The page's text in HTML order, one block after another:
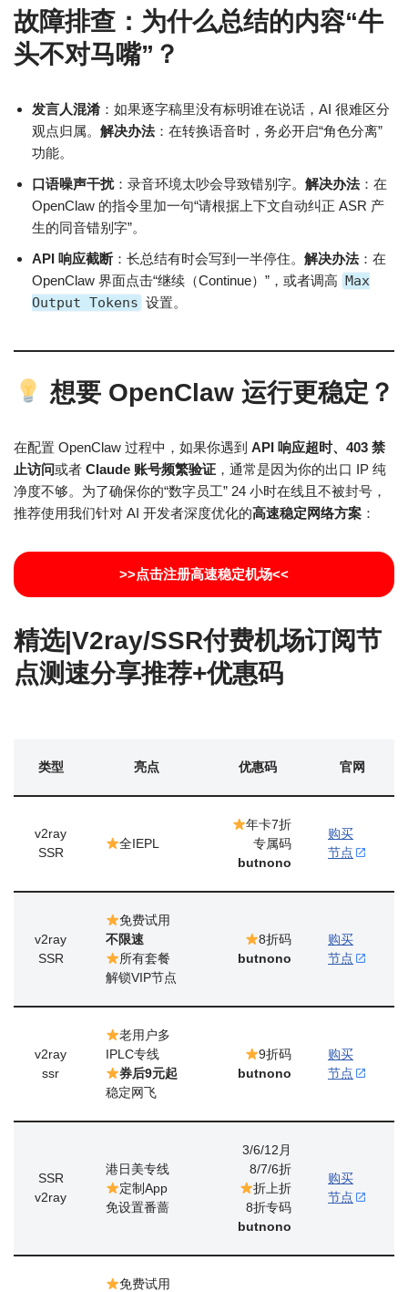
故障排查：为什么总结的内容“牛
头不对马嘴”？
发言人混淆 ：如果逐字稿里没有标明谁在说话，AI 很难区分
观点归属。 解决办法：在转换语音时，务必开启“角色分离”
功能。
口语噪声干扰：录音环境太吵会导致错别字。 解决办法：在
OpenClaw 的指令里加一句“请根据上下文自动纠正 ASR 产
生的同音错别字”。
API 响应截断：长总结有时会写到一半停住。 解决办法：在
OpenClaw 界面点击“继续（Continue）”，或者调高 Max
Output Tokens 设置。
想要 OpenClaw 运行更稳定？
在配置 OpenClaw 过程中，如果你遇到 API 响应超时、403 禁
止访问或者 Claude 账号频繁验证 ，通常是因为你的出口 IP 纯
净度不够。为了确保你的“数字员工” 24 小时在线且不被封号，
推荐使用我们针对 AI 开发者深度优化的高速稳定网络方案 ：
>>点击注册高速稳定机场<<
精选|V2ray/SSR付费机场订阅节
点测速分享推荐+优惠码
类型 亮点 优惠码 官网
v2ray
SSR
全IEPL
年卡7折
专属码
butnono
购买
节点
v2ray
SSR
免费试用
不限速
所有套餐
解锁VIP节点
8折码
butnono
购买
节点
v2ray
ssr
老用户多
IPLC专线
券后9元起
稳定网飞
9折码
butnono
购买
节点
SSR
v2ray
港日美专线
定制App
免设置番蔷
3/6/12月
8/7/6折
折上折
8折专码
butnono
购买
节点
免费试用